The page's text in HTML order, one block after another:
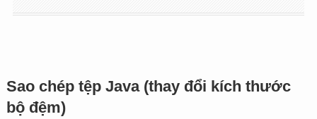
Sao chép tệp Java (thay đổi kích thước
bộ đệm)